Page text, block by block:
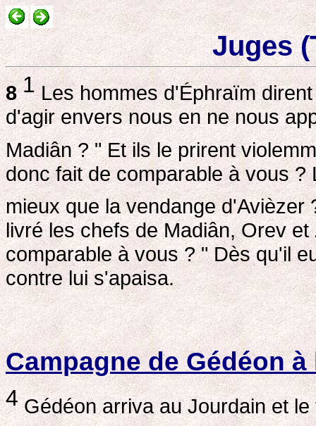
Juges
8 1Les hommes d'Éphraïm
d'agir envers nous en ne nous
Madiân ? " Et ils le prirent
donc fait de comparable à vous
mieux que la vendange d'Avièzer
livré les chefs de Madiân, Orev
comparable à vous ? " Dès qu'il
contre lui s'apaisa.
Campagne de Gédéon
4Gédéon arriva au Jourdain et